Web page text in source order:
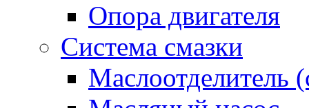
Опора двигателя
Система смазки
Маслоотделитель